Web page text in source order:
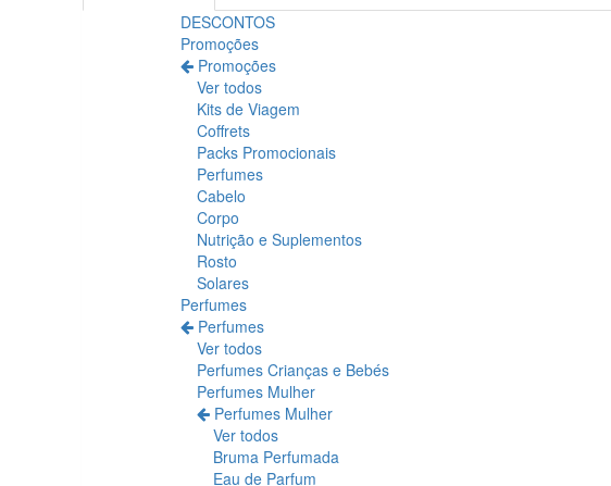
DESCONTOS
Promoções
Promoções
Ver todos
Kits de Viagem
Coffrets
Packs Promocionais
Perfumes
Cabelo
Corpo
Nutrição e Suplementos
Rosto
Solares
Perfumes
Perfumes
Ver todos
Perfumes Crianças e Bebés
Perfumes Mulher
Perfumes Mulher
Ver todos
Bruma Perfumada
Eau de Parfum